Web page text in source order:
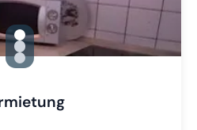
gallery.slide_selector
Zu Slide 1 wechseln
Zu Slide 2 wechseln
Zu Slide 3 wechseln